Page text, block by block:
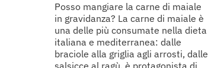
Posso mangiare la carne di maiale
in gravidanza? La carne di maiale è
una delle più consumate nella dieta
italiana e mediterranea: dalle
braciole alla griglia agli arrosti, dalle